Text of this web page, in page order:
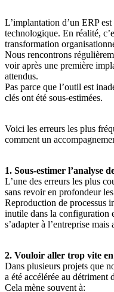
L’implantation d’un ERP
technologique. En réalité,
transformation
Nous rencontrons
voir après une première
attendus.
Pas parce que l’outil est
clés ont été sous-estimées.
Voici les erreurs les plus
comment un
1. Sous-estimer l’analyse
L’une des erreurs les plus
sans revoir en profondeur
Reproduction de processus
inutile dans la configuration
s’adapter à l’entreprise
2. Vouloir aller trop vite
Dans plusieurs projets que
a été accélérée au détriment
Cela mène souvent à: